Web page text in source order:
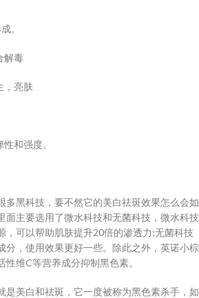
。
解毒
，亮肤
和强度。
多黑科技，要不然它的美白祛斑效果怎么会如
面主要选用了微水科技和无菌科技，微水科技
，可以帮助肌肤提升20倍的渗透力;无菌科技
分，使用效果更好一些。除此之外，英诺小棕
维C等营养成分抑制黑色素。
是美白和祛斑，它一度被称为黑色素杀手，如